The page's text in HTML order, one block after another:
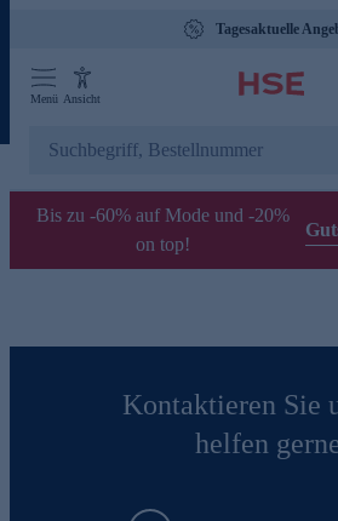
Tagesaktuelle
Menü Ansicht
Bis zu -60% auf Mode und -20%
on top!
Kontaktieren Sie
helfen